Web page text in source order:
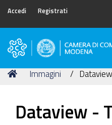
Accedi Registrati
Camera
Commercio
Tu
Home
Immagini
Dataview -